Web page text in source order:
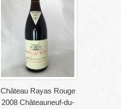
Château Rayas Rouge
2008 Châteauneuf-du-